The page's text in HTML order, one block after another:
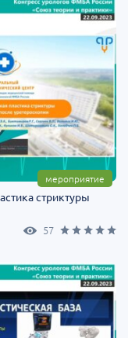
мероприятие
стриктуры
57